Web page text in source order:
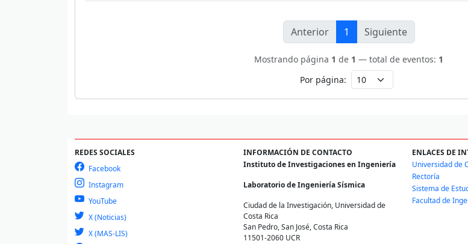
Anterior 1 Siguiente
Mostrando página 1 de 1 — total de eventos: 1
Por página:
REDES SOCIALES
Facebook
Instagram
YouTube
X (Noticias)
X (MAS-LIS)
INFORMACIÓN DE CONTACTO
Instituto de Investigaciones en Ingeniería
Laboratorio de Ingeniería Sísmica
Ciudad de la Investigación, Universidad de
Costa Rica
San Pedro, San José, Costa Rica
11501-2060 UCR
ENLACES DE
Universidad de
Rectoría
Sistema de
Facultad de